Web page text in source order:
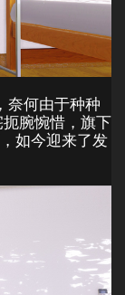
奈何由于种种
腕惋惜，旗下
如今迎来了发